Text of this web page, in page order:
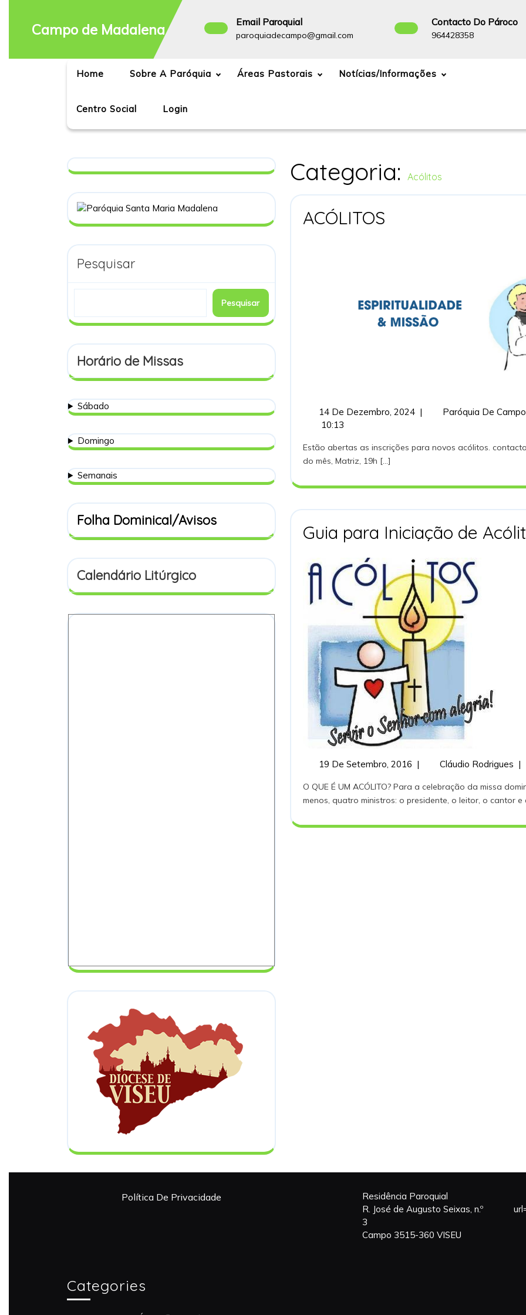
contentCampo de Madalena Email Paroquial
paroquiadecampo@gmail.com Paroquiadecampo@gmail.com
Contacto Do Pároco
964428358964428358
Home Sobre A Paróquia Áreas Pastorais Notícias/Informações
Centro Social Login
Pesquisar
Pesquisar
Horário de Missas
Sábado
Domingo
Semanais
Folha Dominical/Avisos
Calendário Litúrgico
Categoria: Acólitos
ACÓLITOS
14 De Dezembro, 202414
2024
| Paróquia De
10:13
Estão abertas as inscrições para novos acólitos. contactar o Pároco. Reunião mensal: 1ª segunda-feira
do mês, Matriz, 19h [...]
Guia para Iniciação de
19 De Setembro, 201619
Setembro,
2016
| Cláudio RodriguesGuia
De
|
O QUE É UM ACÓLITO? Para a celebração da missa dominical decorrer sem atropelos, são precisos, pelo
menos, quatro ministros: o presidente, o leitor, o cantor e
Política De Privacidade
Residência Paroquial
R. José de Augusto Seixas, n.º
3
Campo 3515-360 VISEU
Categories